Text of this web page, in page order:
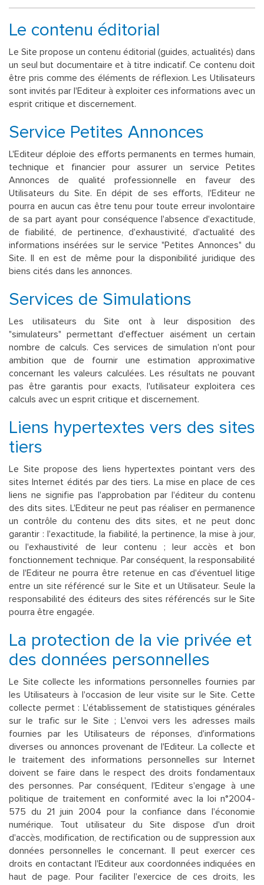
Le contenu éditorial
Le Site propose un contenu éditorial (guides, actualités) dans
un seul but documentaire et à titre indicatif. Ce contenu doit
être pris comme des éléments de réflexion. Les Utilisateurs
sont invités par l'Editeur à exploiter ces informations avec un
esprit critique et discernement.
Service Petites Annonces
L'Editeur déploie des efforts permanents en termes humain,
technique et financier pour assurer un service Petites
Annonces de qualité professionnelle en faveur des
Utilisateurs du Site. En dépit de ses efforts, l'Editeur ne
pourra en aucun cas être tenu pour toute erreur involontaire
de sa part ayant pour conséquence l'absence d'exactitude,
de fiabilité, de pertinence, d'exhaustivité, d'actualité des
informations insérées sur le service "Petites Annonces" du
Site. Il en est de même pour la disponibilité juridique des
biens cités dans les annonces.
Services de Simulations
Les utilisateurs du Site ont à leur disposition des
"simulateurs" permettant d'effectuer aisément un certain
nombre de calculs. Ces services de simulation n'ont pour
ambition que de fournir une estimation approximative
concernant les valeurs calculées. Les résultats ne pouvant
pas être garantis pour exacts, l'utilisateur exploitera ces
calculs avec un esprit critique et discernement.
Liens hypertextes vers des sites
tiers
Le Site propose des liens hypertextes pointant vers des
sites Internet édités par des tiers. La mise en place de ces
liens ne signifie pas l'approbation par l'éditeur du contenu
des dits sites. L'Editeur ne peut pas réaliser en permanence
un contrôle du contenu des dits sites, et ne peut donc
garantir : l'exactitude, la fiabilité, la pertinence, la mise à jour,
ou l'exhaustivité de leur contenu ; leur accès et bon
fonctionnement technique. Par conséquent, la responsabilité
de l'Editeur ne pourra être retenue en cas d'éventuel litige
entre un site référencé sur le Site et un Utilisateur. Seule la
responsabilité des éditeurs des sites référencés sur le Site
pourra être engagée.
La protection de la vie privée et
des données personnelles
Le Site collecte les informations personnelles fournies par
les Utilisateurs à l'occasion de leur visite sur le Site. Cette
collecte permet : L'établissement de statistiques générales
sur le trafic sur le Site ; L'envoi vers les adresses mails
fournies par les Utilisateurs de réponses, d'informations
diverses ou annonces provenant de l'Editeur. La collecte et
le traitement des informations personnelles sur Internet
doivent se faire dans le respect des droits fondamentaux
des personnes. Par conséquent, l'Editeur s'engage à une
politique de traitement en conformité avec la loi n°2004-
575 du 21 juin 2004 pour la confiance dans l'économie
numérique. Tout utilisateur du Site dispose d'un droit
d'accès, modification, de rectification ou de suppression aux
données personnelles le concernant. Il peut exercer ces
droits en contactant l'Editeur aux coordonnées indiquées en
haut de page. Pour faciliter l'exercice de ces droits, les